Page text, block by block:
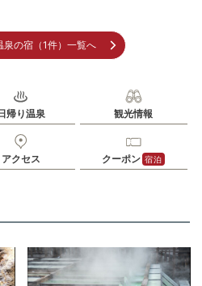
泉の宿（1件）一覧へ
帰り温泉 観光情報
アクセス クーポン 宿泊